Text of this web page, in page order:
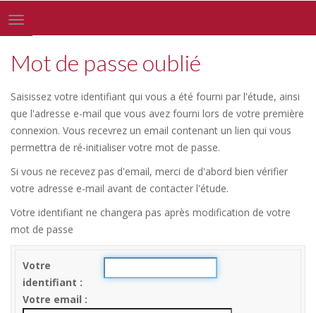
Toggle
navigation
Mot de passe oublié
Saisissez votre identifiant qui vous a été fourni par l'étude, ainsi
que l'adresse e-mail que vous avez fourni lors de votre première
connexion. Vous recevrez un email contenant un lien qui vous
permettra de ré-initialiser votre mot de passe.
Si vous ne recevez pas d'email, merci de d'abord bien vérifier
votre adresse e-mail avant de contacter l'étude.
Votre identifiant ne changera pas après modification de votre
mot de passe
Votre
identifiant
Votre email